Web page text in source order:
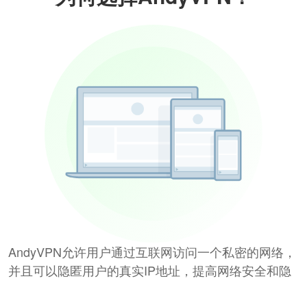
AndyVPN允许用户通过互联网访问一个私密的网络，
并且可以隐匿用户的真实IP地址，提高网络安全和隐